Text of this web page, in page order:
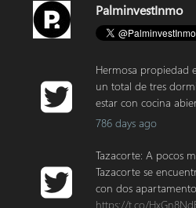
PalminvestInmo
Hermosa propiedad
un total de tres
estar con cocina
786 days ago
Tazacorte: A pocos
Tazacorte se
con dos
https://t.co/